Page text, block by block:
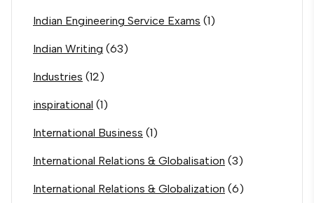
Indian Engineering Service Exams (1)
Indian Writing (63)
Industries (12)
inspirational (1)
International Business (1)
International Relations & Globalisation (3)
International Relations & Globalization (6)